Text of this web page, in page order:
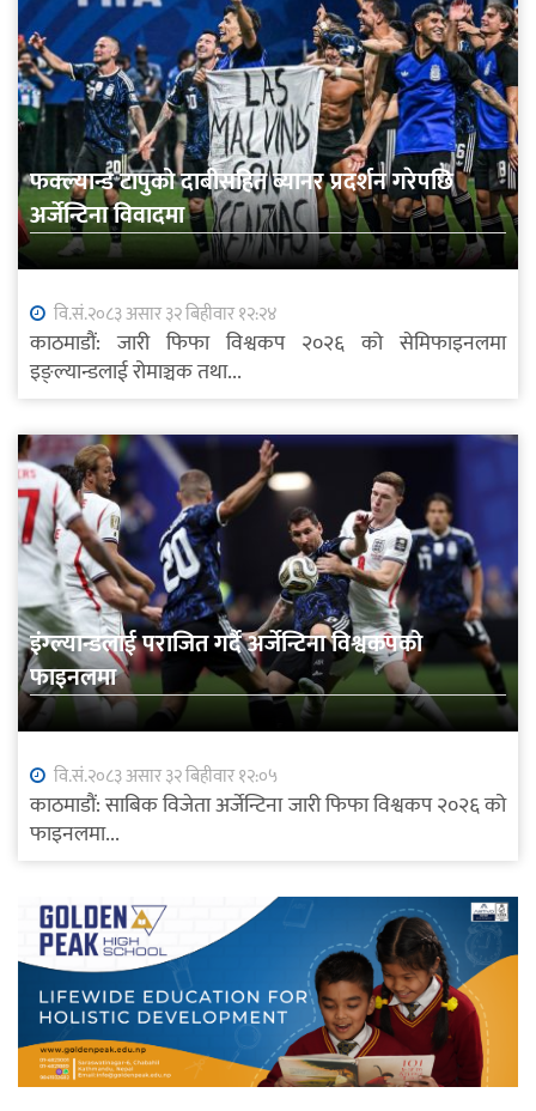
फक्ल्यान्ड टापुको दाबीसहित ब्यानर प्रदर्शन गरेपछि
अर्जेन्टिना विवादमा
वि.सं.२०८३ असार ३२ बिहीवार १२:२४
काठमाडौं: जारी फिफा विश्वकप २०२६ को सेमिफाइनलमा
इङ्ल्यान्डलाई रोमाञ्चक तथा...
इंग्ल्यान्डलाई पराजित गर्दै अर्जेन्टिना विश्वकपको
फाइनलमा
वि.सं.२०८३ असार ३२ बिहीवार १२:०५
काठमाडौं: साबिक विजेता अर्जेन्टिना जारी फिफा विश्वकप २०२६ को
फाइनलमा...